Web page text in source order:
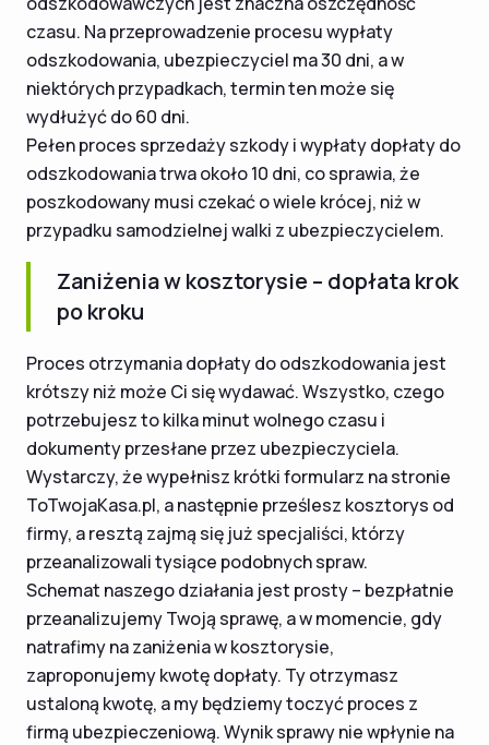
czasu. Na przeprowadzenie procesu wypłaty
odszkodowania, ubezpieczyciel ma 30 dni, a w
niektórych przypadkach, termin ten może się
wydłużyć do 60 dni.
Pełen proces sprzedaży szkody i wypłaty dopłaty do
odszkodowania trwa około 10 dni, co sprawia, że
poszkodowany musi czekać o wiele krócej, niż w
przypadku samodzielnej walki z ubezpieczycielem.
Zaniżenia w kosztorysie – dopłata krok
po kroku
Proces otrzymania dopłaty do odszkodowania jest
krótszy niż może Ci się wydawać. Wszystko, czego
potrzebujesz to kilka minut wolnego czasu i
dokumenty przesłane przez ubezpieczyciela.
Wystarczy, że wypełnisz krótki formularz na stronie
ToTwojaKasa.pl, a następnie prześlesz kosztorys od
firmy, a resztą zajmą się już specjaliści, którzy
przeanalizowali tysiące podobnych spraw.
Schemat naszego działania jest prosty – bezpłatnie
przeanalizujemy Twoją sprawę, a w momencie, gdy
natrafimy na zaniżenia w kosztorysie,
zaproponujemy kwotę dopłaty. Ty otrzymasz
ustaloną kwotę, a my będziemy toczyć proces z
firmą ubezpieczeniową. Wynik sprawy nie wpłynie na